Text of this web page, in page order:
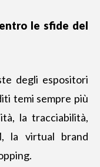
le sfide del
degli espositori
temi sempre più
la tracciabilità,
la virtual brand